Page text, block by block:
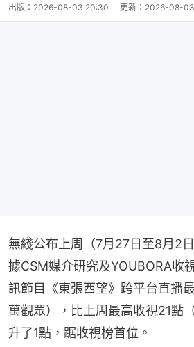
出版： 2026-08-03 20:30 更新： 2026-08-
無綫公布上周（7月27日至8月2
據CSM媒介研究及YOUBORA收
訊節目《東張西望》跨平台直播
萬觀眾），比上周最高收視21點
升了1點，踞收視榜首位。